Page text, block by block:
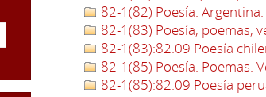
82-1(82) Poesía. Argentina.
82-1(83) Poesía, poemas,
82-1(83):82.09 Poesía
82-1(85) Poesía. Poemas.
82-1(85):82.09 Poesía